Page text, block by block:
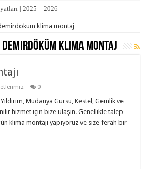
| 2025 – 2026
klima montaj
klima montaj
0
Mudanya Gürsu, Kestel, Gemlik ve
hizmet için bize ulaşın. Genellikle talep
klima montajı yapıyoruz ve size ferah bir